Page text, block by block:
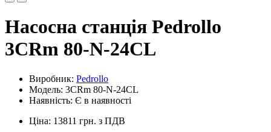
Насосна станція Pedrollo
3CRm 80-N-24CL
Виробник: Pedrollo
Модель: 3CRm 80-N-24CL
Наявність: Є в наявності
Ціна: 13811 грн. з ПДВ